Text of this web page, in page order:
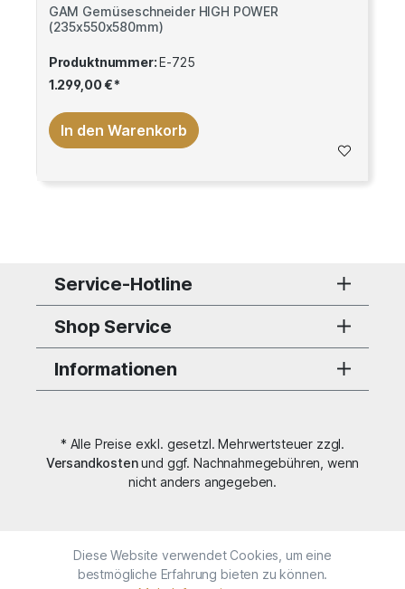
GAM Gemüseschneider HIGH POWER
(235x550x580mm)
Produktnummer:E-725
1.299,00 €*
In den Warenkorb
Service-Hotline
Shop Service
Informationen
* Alle Preise exkl. gesetzl. Mehrwertsteuer zzgl.
Versandkostenund ggf. Nachnahmegebühren, wenn
nicht anders angegeben.
Diese Website verwendet Cookies, um eine
bestmögliche Erfahrung bieten zu können.